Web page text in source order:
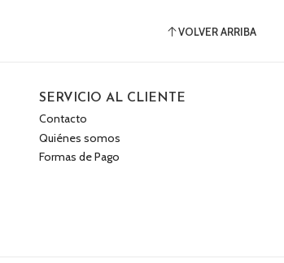
VOLVER ARRIBA
SERVICIO AL CLIENTE
Contacto
Quiénes somos
Formas de Pago